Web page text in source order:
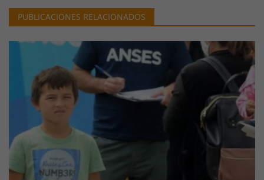
PUBLICACIONES RELACIONADOS